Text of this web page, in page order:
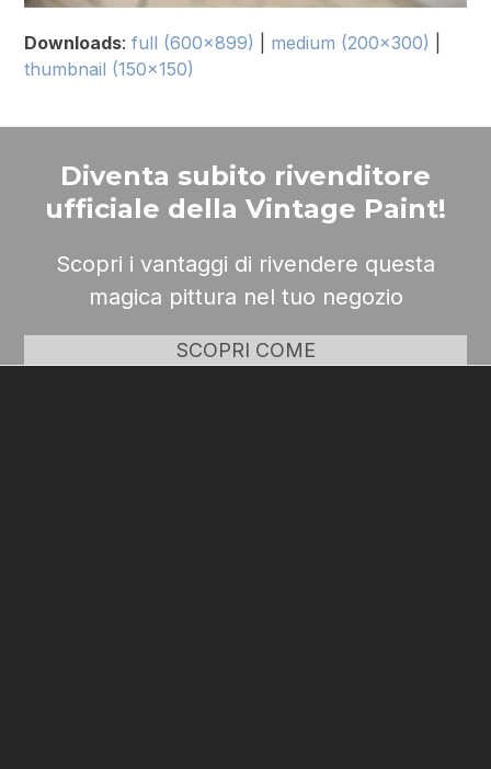
Downloads:full (600x899) medium (200x300)
thumbnail (150x150)
Diventa subito rivenditore
ufficiale della Vintage Paint!
Scopri i vantaggi di rivendere questa
magica pittura nel tuo negozio
SCOPRI COME